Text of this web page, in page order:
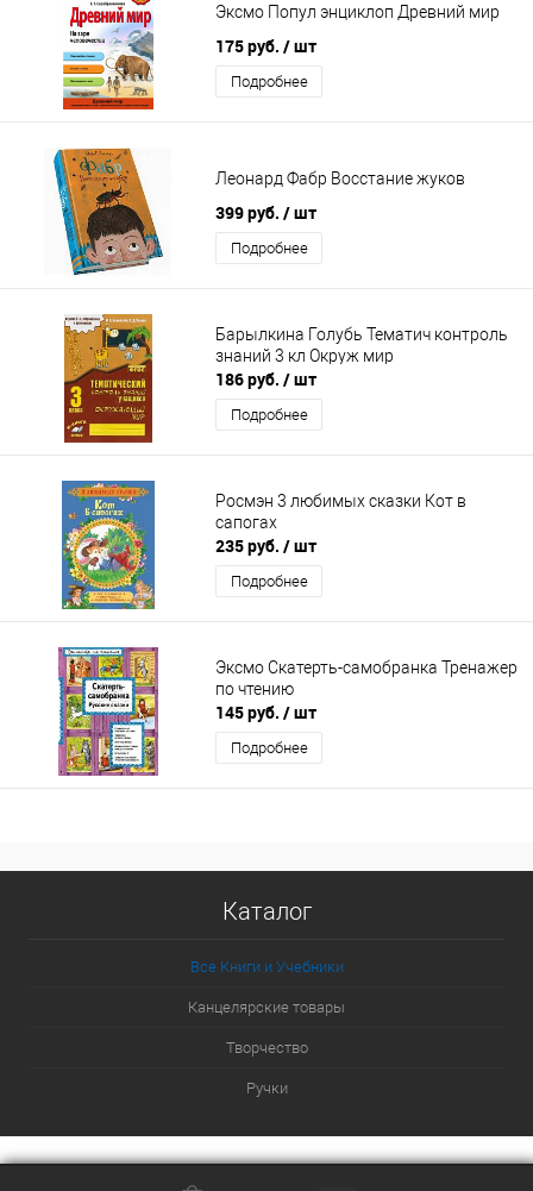
Эксмо Попул энциклоп Древний мир
175 руб. / шт
Подробнее
Леонард Фабр Восстание жуков
399 руб. / шт
Подробнее
Барылкина Голубь Тематич контроль
знаний 3 кл Окруж мир
186 руб. / шт
Подробнее
Росмэн 3 любимых сказки Кот в
сапогах
235 руб. / шт
Подробнее
Эксмо Скатерть-самобранка Тренажер
по чтению
145 руб. / шт
Подробнее
Каталог
Все Книги и Учебники
Канцелярские товары
Творчество
Ручки